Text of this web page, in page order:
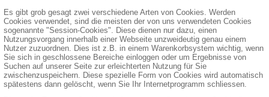
Es gibt grob gesagt zwei verschiedene Arten von Cookies. Werden
Cookies verwendet, sind die meisten der von uns verwendeten Cookies
sogenannte "Session-Cookies". Diese dienen nur dazu, einen
Nutzungsvorgang innerhalb einer Webseite unzweideutig genau einem
Nutzer zuzuordnen. Dies ist z.B. in einem Warenkorbsystem wichtig, wenn
Sie sich in geschlossene Bereiche einloggen oder um Ergebnisse von
Suchen auf unserer Seite zur erleichterten Nutzung für Sie
zwischenzuspeichern. Diese spezielle Form von Cookies wird automatisch
spätestens dann gelöscht, wenn Sie Ihr Internetprogramm schliessen.